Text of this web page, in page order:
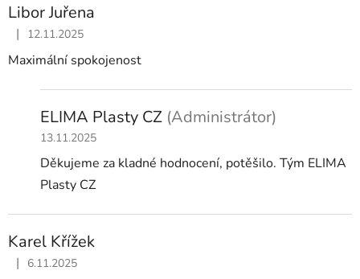
Libor Juřena
Hodnocení obchodu je 5 z 5 hvězdiček.
| 12.11.2025
Maximální spokojenost
ELIMA Plasty CZ (Administrátor)
13.11.2025
Děkujeme za kladné hodnocení, potěšilo. Tým ELIMA
Plasty CZ
Karel Křížek
Hodnocení obchodu je 5 z 5 hvězdiček.
| 6.11.2025